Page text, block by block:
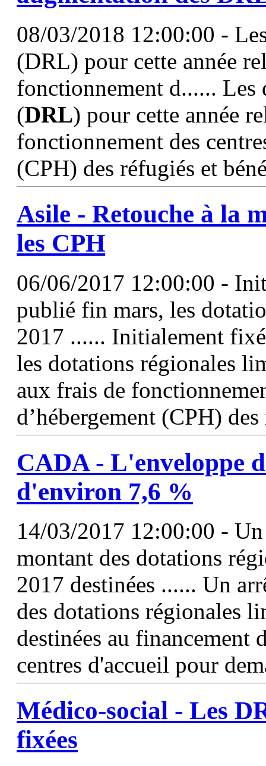
08/03/2018 12:00:00 -
(DRL) pour cette année
fonctionnement d......
(DRL) pour cette année
fonctionnement des
(CPH) des réfugiés et
Asile - Retouche à la
les CPH
06/06/2017 12:00:00 -
publié fin mars, les
2017 ...... Initialement
les dotations régionales
aux frais de
d’hébergement (CPH)
CADA - L'enveloppe
d'environ 7,6 %
14/03/2017 12:00:00 -
montant des dotations
2017 destinées ...... Un
des dotations régionales
destinées au financement
centres d'accueil pour
Médico-social - Les
fixées